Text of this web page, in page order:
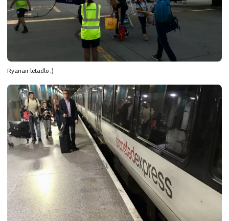
Ryanair letadlo :)